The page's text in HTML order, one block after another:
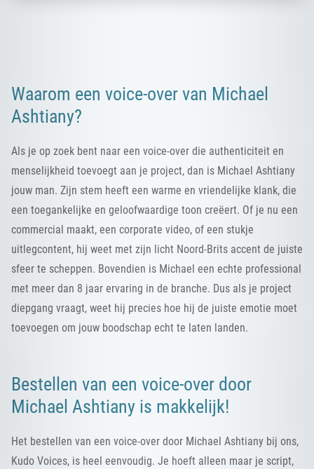
Waarom een voice-over van Michael
Ashtiany?
Als je op zoek bent naar een voice-over die authenticiteit en
menselijkheid toevoegt aan je project, dan is Michael Ashtiany
jouw man. Zijn stem heeft een warme en vriendelijke klank, die
een toegankelijke en geloofwaardige toon creëert. Of je nu een
commercial maakt, een corporate video, of een stukje
uitlegcontent, hij weet met zijn licht Noord-Brits accent de juiste
sfeer te scheppen. Bovendien is Michael een echte professional
met meer dan 8 jaar ervaring in de branche. Dus als je project
diepgang vraagt, weet hij precies hoe hij de juiste emotie moet
toevoegen om jouw boodschap echt te laten landen.
Bestellen van een voice-over door
Michael Ashtiany is makkelijk!
Het bestellen van een voice-over door Michael Ashtiany bij ons,
Kudo Voices, is heel eenvoudig. Je hoeft alleen maar je script,